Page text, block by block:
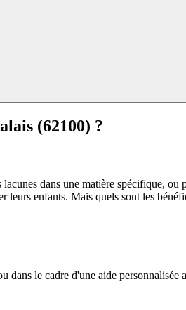
(62100) ?
dans une matière spécifique,
enfants. Mais quels sont les
le cadre d'une aide